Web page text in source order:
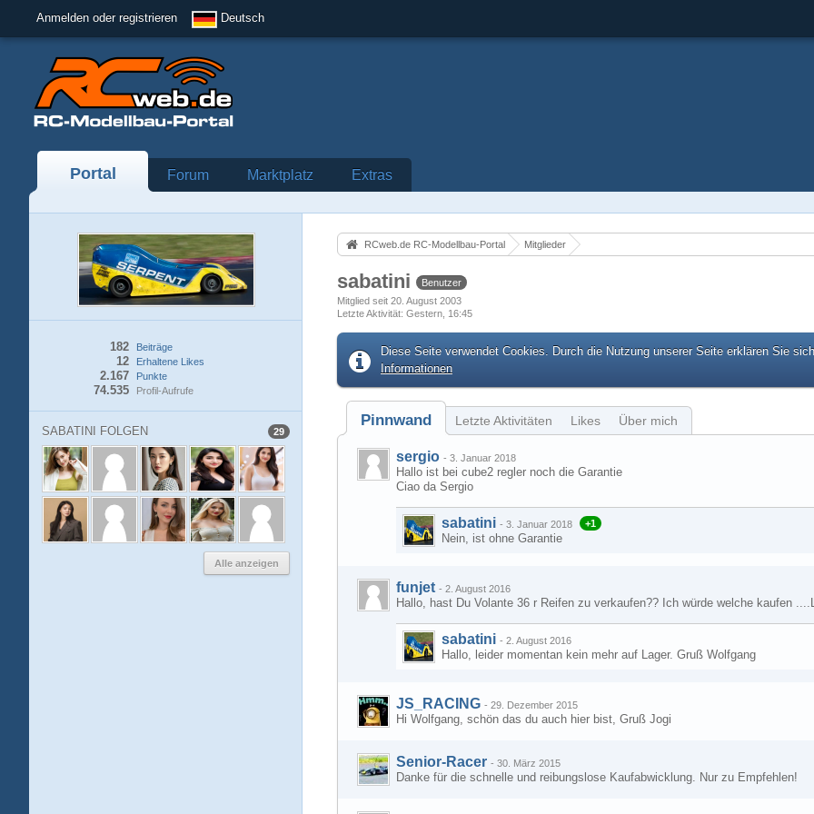
Anmelden oder registrieren Deutsch
Portal Forum Marktplatz Extras
Beiträge
182
Erhaltene Likes
12
Punkte
2.167
Profil-Aufrufe
74.535
SABATINI FOLGEN 29
Alle anzeigen
RCweb.de RC-Modellbau-Portal Mitglieder
sabatini
Benutzer
Mitglied seit 20. August 2003
Letzte Aktivität Gestern, 16:45
Diese Seite verwendet Cookies. Durch die Nutzung unserer Seite erklären Sie
Informationen
Pinnwand Letzte Aktivitäten Likes Über mich
sergio - 3. Januar 2018
Hallo ist bei cube2 regler noch die Garantie
Ciao da Sergio
sabatini - 3. Januar 2018 +1
Nein, ist ohne Garantie
funjet - 2. August 2016
Hallo, hast Du Volante 36 r Reifen zu verkaufen?? Ich würde welche kaufen
sabatini - 2. August 2016
Hallo, leider momentan kein mehr auf Lager. Gruß Wolfgang
JS_RACING - 29. Dezember 2015
Hi Wolfgang, schön das du auch hier bist, Gruß Jogi
Senior-Racer - 30. März 2015
Danke für die schnelle und reibungslose Kaufabwicklung. Nur zu Empfehlen!